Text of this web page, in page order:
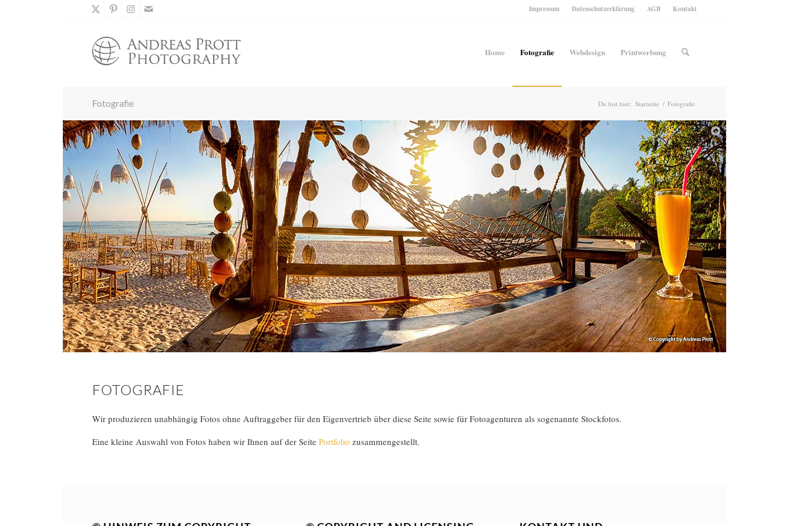
Impressum Datenschutzerklärung AGB Kontakt
Home Fotografie Webdesign Printwerbung
Fotografie Du bist hier: Startseite / Fotografie
Request a license/Lizenz anfragen
FOTOGRAFIE
Wir produzieren unabhängig Fotos ohne Auftraggeber für den Eigenvertrieb über diese Seite sowie für Fotoagenturen als sogenannte Stockfotos.
Eine kleine Auswahl von Fotos haben wir Ihnen auf der Seite Portfolio zusammengestellt.